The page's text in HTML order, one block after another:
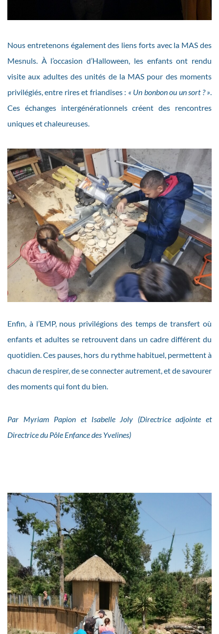
Nous entretenons également des liens forts avec la MAS des
Mesnuls. À l’occasion d’Halloween, les enfants ont rendu
visite aux adultes des unités de la MAS pour des moments
privilégiés, entre rires et friandises : « Un bonbon ou un sort ? ».
Ces échanges intergénérationnels créent des rencontres
uniques et chaleureuses.
Enfin, à l’EMP, nous privilégions des temps de transfert où
enfants et adultes se retrouvent dans un cadre différent du
quotidien. Ces pauses, hors du rythme habituel, permettent à
chacun de respirer, de se connecter autrement, et de savourer
des moments qui font du bien.
Par Myriam Papion et Isabelle Joly (Directrice adjointe et
Directrice du Pôle Enfance des Yvelines)